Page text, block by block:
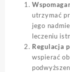
utrzymać
jego
leczeniu
Regulacja
wspierać